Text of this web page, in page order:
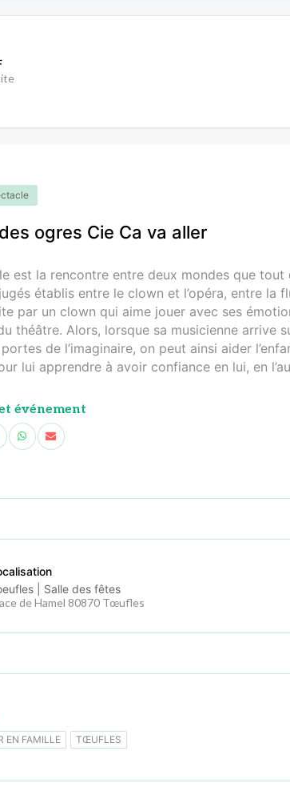
ogres Cie Ca va aller
est la rencontre entre deux mondes que
établis entre le clown et l’opéra, entre la
par un clown qui aime jouer avec ses
théâtre. Alors, lorsque sa musicienne arrive
de l’imaginaire, on peut ainsi aider
lui apprendre à avoir confiance en lui, en
événement
| Salle des fêtes
de Hamel 80870 Tœufles
EN FAMILLE TŒUFLES